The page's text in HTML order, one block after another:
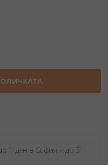
1 ден в София и до 3